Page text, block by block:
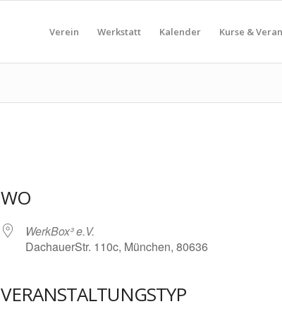
Verein Werkstatt Kalender Kurse &
WO
WerkBox³ e.V.
DachauerStr. 110c, München, 80636
VERANSTALTUNGSTYP